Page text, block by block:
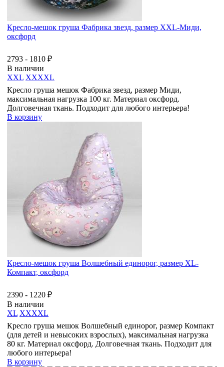
Кресло-мешок груша Фабрика звезд, размер ХХL-Миди,
оксфорд
2793 - 1810 ₽
В наличии
XXL XXXXL
Кресло груша мешок Фабрика звезд, размер Миди,
максимальная нагрузка 100 кг. Материал оксфорд.
Долговечная ткань. Подходит для любого интерьера!
В корзину
Кресло-мешок груша Волшебный единорог, размер XL-
Компакт, оксфорд
2390 - 1220 ₽
В наличии
XL XXXXL
Кресло груша мешок Волшебный единорог, размер Компакт
(для детей и невысоких взрослых), максимальная нагрузка
80 кг. Материал оксфорд. Долговечная ткань. Подходит для
любого интерьера!
В корзину